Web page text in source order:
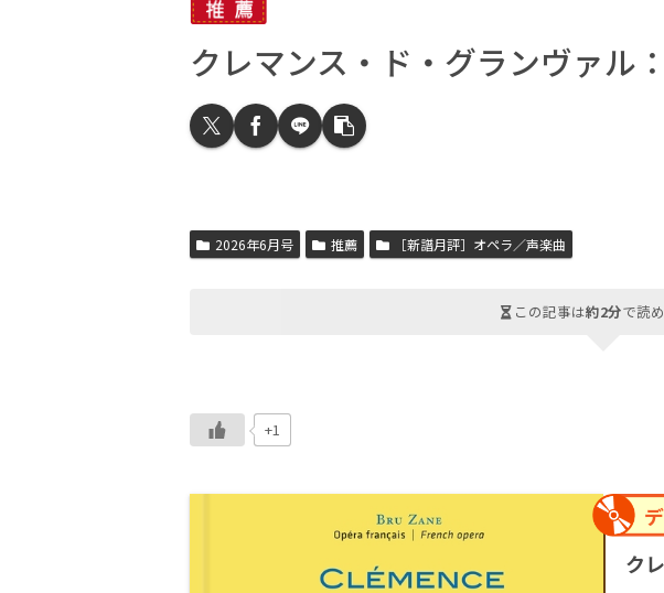
クレマンス・ド・グランヴァル
2026年6月号 推薦 ［新譜月評］オペラ／声楽曲
この記事は約2分で読
+1
ク